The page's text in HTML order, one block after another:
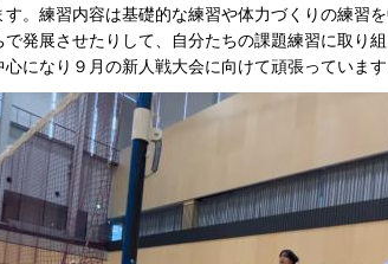
。練習内容は基礎的な練習や体力づくりの練習
発展させたりして、自分たちの課題練習に取り
になり９月の新人戦大会に向けて頑張っています